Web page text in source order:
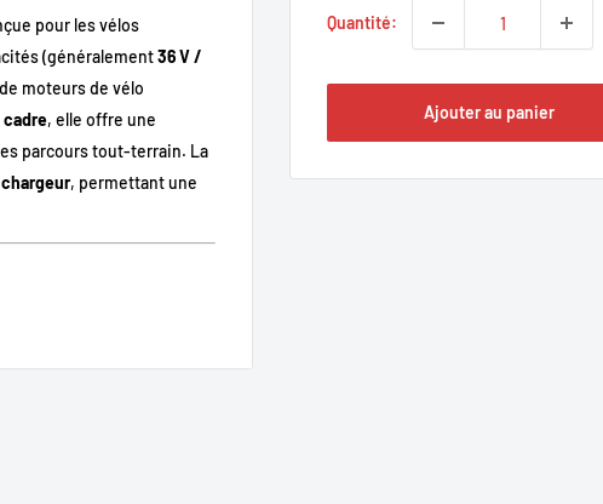
Quantité:
Ajouter au panier
pour les vélos
(généralement36 V /
moteurs de vélo
cadre, elle offre une
parcours tout-terrain. La
, permettant une
porte-bagages.